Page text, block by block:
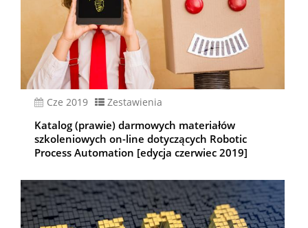
cze 2019 Zestawienia
Katalog (prawie) darmowych materiałów
szkoleniowych on-line dotyczących Robotic
Process Automation [edycja czerwiec 2019]